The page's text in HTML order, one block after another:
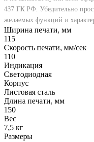
437 ГК РФ. Убедительно
желаемых функций и
Ширина печати, мм
115
Скорость печати, мм/сек
110
Индикация
Светодиодная
Корпус
Листовая сталь
Длина печати, мм
150
Вес
7,5 кг
Размеры